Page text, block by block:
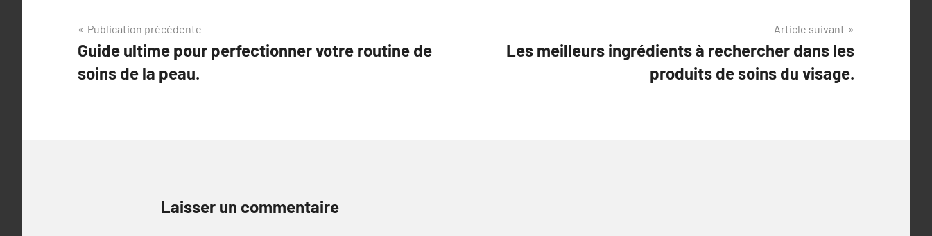
Navigation
de
l’article
Publication précédente
Guide ultime pour perfectionner votre routine de
soins de la peau.
Article suivant
Les meilleurs ingrédients à rechercher dans les
produits de soins du visage.
Laisser un commentaire